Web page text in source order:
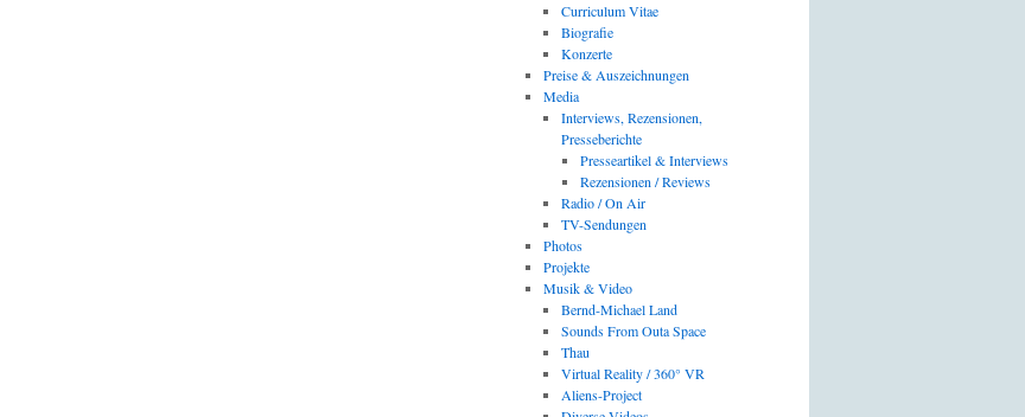
Curriculum Vitae
Biografie
Konzerte
Preise & Auszeichnungen
Media
Interviews, Rezensionen,
Presseberichte
Presseartikel & Interviews
Rezensionen / Reviews
Radio / On Air
TV-Sendungen
Photos
Projekte
Musik & Video
Bernd-Michael Land
Sounds From Outa Space
Thau
Virtual Reality / 360° VR
Aliens-Project